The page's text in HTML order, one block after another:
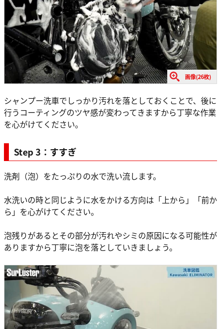
画像(26枚)
シャンプー洗車でしっかり汚れを落としておくことで、後に
行うコーティングのツヤ感が変わってきますから丁寧な作業
を心がけてください。
Step 3：すすぎ
洗剤（泡）をたっぷりの水で洗い流します。
水洗いの時と同じように水をかける方向は「上から」「前か
ら」を心がけてください。
泡残りがあるとその部分が汚れやシミの原因になる可能性が
ありますから丁寧に泡を落としていきましょう。